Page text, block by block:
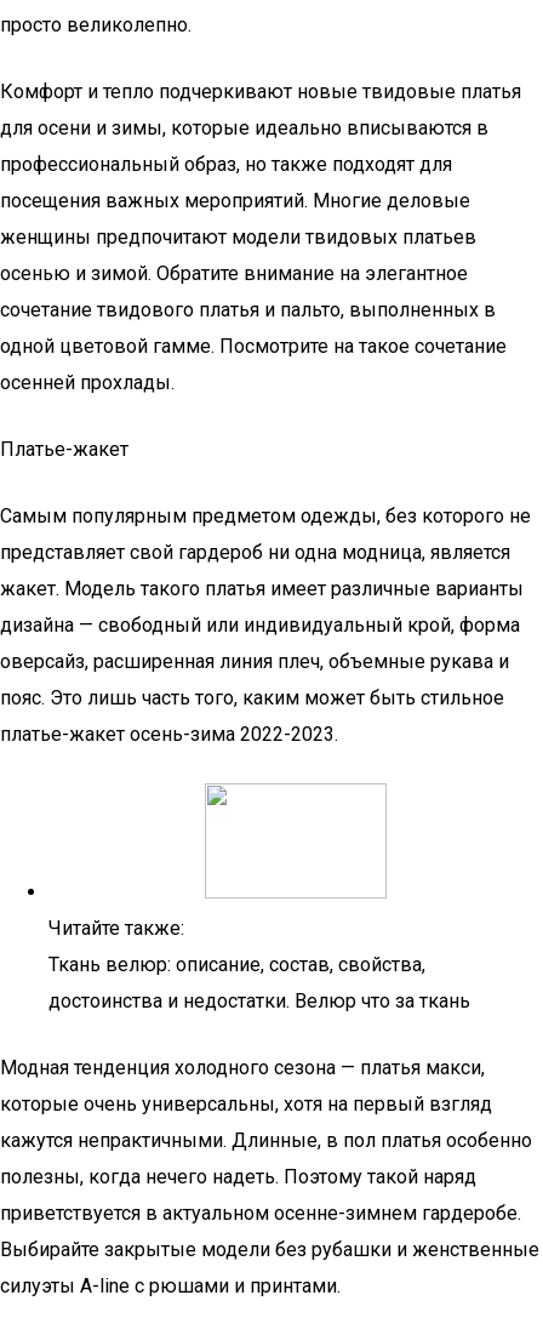
просто великолепно.
Комфорт и тепло подчеркивают новые твидовые платья
для осени и зимы, которые идеально вписываются в
профессиональный образ, но также подходят для
посещения важных мероприятий. Многие деловые
женщины предпочитают модели твидовых платьев
осенью и зимой. Обратите внимание на элегантное
сочетание твидового платья и пальто, выполненных в
одной цветовой гамме. Посмотрите на такое сочетание
осенней прохлады.
Платье-жакет
Самым популярным предметом одежды, без которого не
представляет свой гардероб ни одна модница, является
жакет. Модель такого платья имеет различные варианты
дизайна — свободный или индивидуальный крой, форма
оверсайз, расширенная линия плеч, объемные рукава и
пояс. Это лишь часть того, каким может быть стильное
платье-жакет осень-зима 2022-2023.
Читайте также:
Ткань велюр: описание, состав, свойства,
достоинства и недостатки. Велюр что за ткань
Модная тенденция холодного сезона — платья макси,
которые очень универсальны, хотя на первый взгляд
кажутся непрактичными. Длинные, в пол платья особенно
полезны, когда нечего надеть. Поэтому такой наряд
приветствуется в актуальном осенне-зимнем гардеробе.
Выбирайте закрытые модели без рубашки и женственные
силуэты A-line с рюшами и принтами.